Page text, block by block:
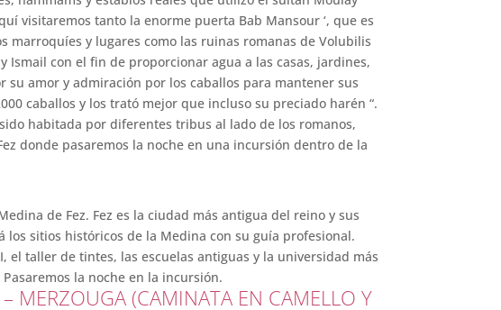
visitaremos tanto la enorme puerta Bab Mansour ‘, que es
y lugares como las ruinas romanas de Volubilis
Ismail con el fin de proporcionar agua a las casas, jardines,
su amor y admiración por los caballos para mantener sus
caballos y los trató mejor que incluso su preciado harén “.
habitada por diferentes tribus al lado de los romanos,
donde pasaremos la noche en una incursión dentro de la
de Fez. Fez es la ciudad más antigua del reino y sus
los sitios históricos de la Medina con su guía profesional.
taller de tintes, las escuelas antiguas y la universidad más
la noche en la incursión.
MERZOUGA (CAMINATA EN CAMELLO Y